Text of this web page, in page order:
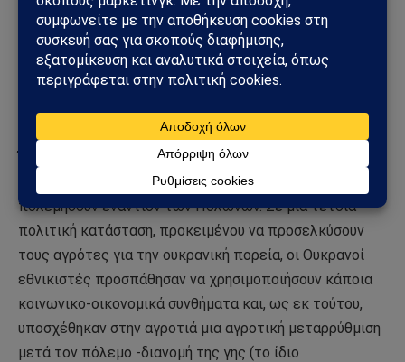
κρίσιμο πρόβλημα ήταν ότι οι δυτικοουκρανοί
πολιτικοστρατιωτικοί ηγέτες δεν κατάφεραν να
κινητοποιήσουν το μεγαλύτερο μέρος της ουκρανικής
αγροτιάς για την πορεία τους, καθώς οι αγρότες ήταν
παρά με τα πολιτικά συμφέροντα της ύπαρξής τους.
Ένα άλλο πρόβλημα/ερώτημα είναι κατά πόσο
αισθάνθηκαν καθόλου ως “Ουκρανοί” προκειμένου να
πολεμήσουν εναντίον των Πολωνών. Σε μια τέτοια
πολιτική κατάσταση, προκειμένου να προσελκύσουν
τους αγρότες για την ουκρανική πορεία, οι Ουκρανοί
εθνικιστές προσπάθησαν να χρησιμοποιήσουν κάποια
κοινωνικο-οικονομικά συνθήματα και, ως εκ τούτου,
υποσχέθηκαν στην αγροτιά μια αγροτική μεταρρύθμιση
μετά τον πόλεμο -διανομή της γης (το ίδιο